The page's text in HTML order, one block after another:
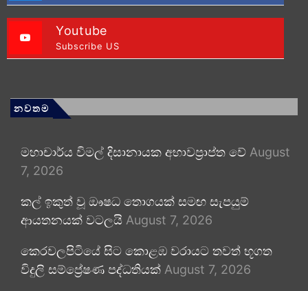
Youtube
Subscribe US
නවතම
මහාචාර්ය විමල් දිසානායක අභාවප්‍රාප්ත වේ August
7, 2026
කල් ඉකුත් වූ ඖෂධ තොගයක් සමඟ සැපයුම්
ආයතනයක් වටලයි August 7, 2026
කෙරවලපිටියේ සිට කොළඹ වරායට තවත් භූගත
විදුලි සම්ප්‍රේෂණ පද්ධතියක් August 7, 2026